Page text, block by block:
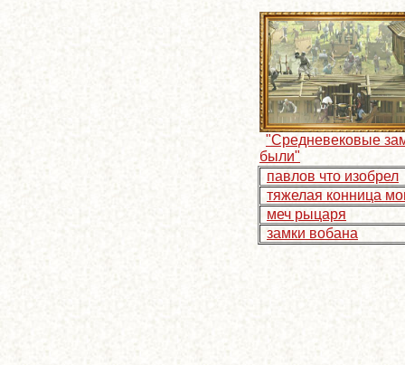
"Средневековые
были"
павлов что изобрел
тяжелая конница
меч рыцаря
замки вобана